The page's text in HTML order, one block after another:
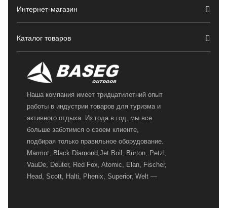
Интернет-магазин
Каталог товаров
Наша компания имеет тридцатилетний опыт
работы в индустрии товаров для туризма и
активного отдыха. Из года в год, мы все
больше заботимся о своем клиенте,
подбирая только правильное оборудование.
Marmot, Black Diamond,Jet Boil, Burton, Petzl,
VauDe, Deuter, Red Fox, Atomic, Elan, Fischer,
Head, Scott, Halti, Phenix, Superior, Welt —